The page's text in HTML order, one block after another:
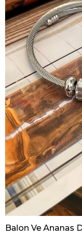
Balon Ve Ananas